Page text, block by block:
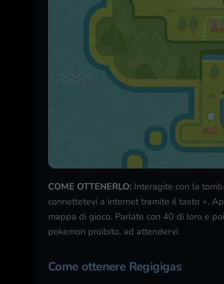
COME OTTENERLO: Interagite con la
connettetevi a internet tramite il tasto +.
mappa di gioco. Parlate con 40 di loro e
pokemon proibito, ad attendervi.
Come ottenere Regigigas